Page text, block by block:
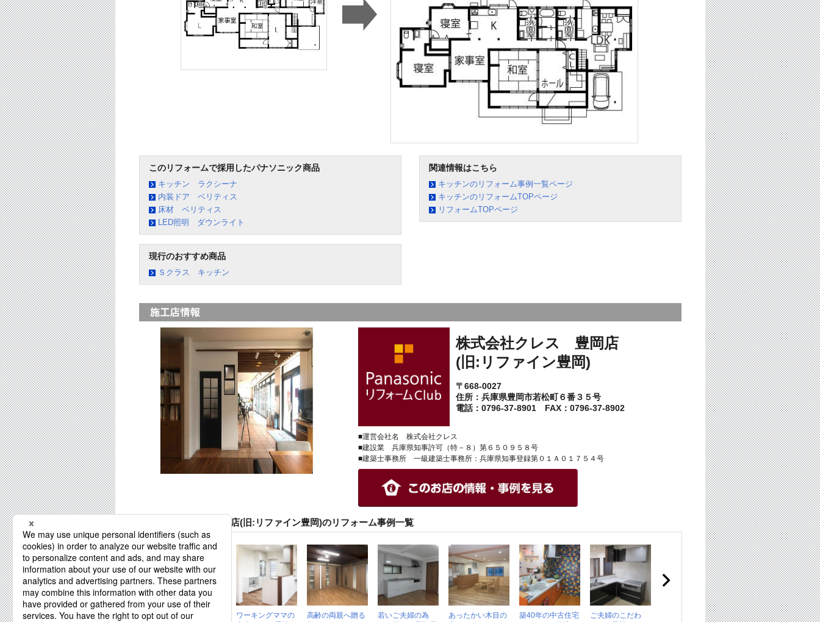
このリフォームで採用したパナソニック商品
キッチン ラクシーナ
内装ドア ベリティス
床材 ベリティス
LED照明 ダウンライト
現行のおすすめ商品
Ｓクラス キッチン
関連情報はこちら
キッチンのリフォーム事例一覧ページ
キッチンのリフォームTOPページ
リフォームTOPページ
株式会社クレス 豊岡店
(旧:リファイン豊岡)
〒668-0027
住所：兵庫県豊岡市若松町６番３５号
電話：0796-37-8901 FAX：0796-37-8902
■運営会社名 株式会社クレス
■建設業 兵庫県知事許可（特－８）第６５０９５８号
■建築士事務所 一級建築士事務所：兵庫県知事登録第０１Ａ０１７５４号
株式会社クレス 豊岡店(旧:リファイン豊岡)のリフォーム事例一覧
お子様とペットた
ワーキングママの
高齢の両親へ贈る
若いご夫婦の為
あったかい木目の
築40年の中古住宅
ご夫婦のこだわ